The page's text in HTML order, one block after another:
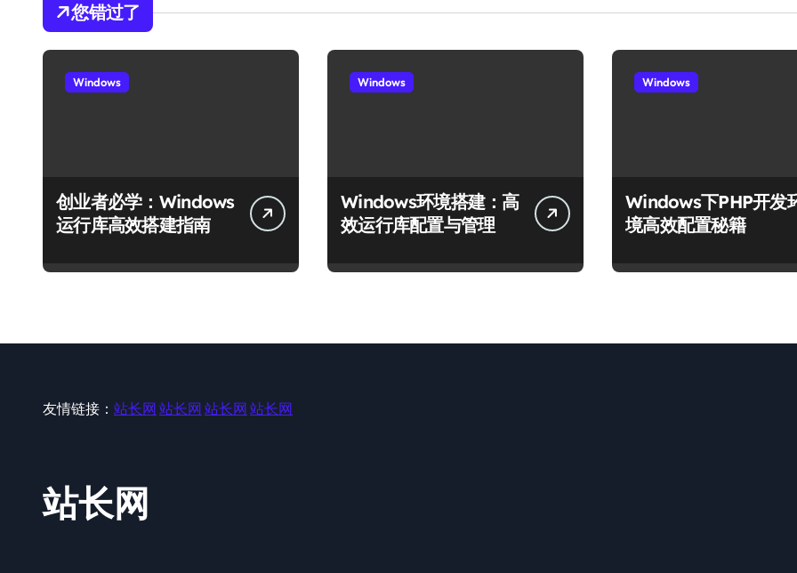
您错过了
Windows
创业者必学：Windows
运行库高效搭建指南
Windows
Windows环境搭建：高
效运行库配置与管理
Windows
Windows下PHP开发
境高效配置秘籍
友情链接： 站长网 站长网 站长网 站长网
站长网